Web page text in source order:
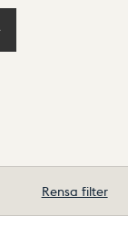
Rensa filter